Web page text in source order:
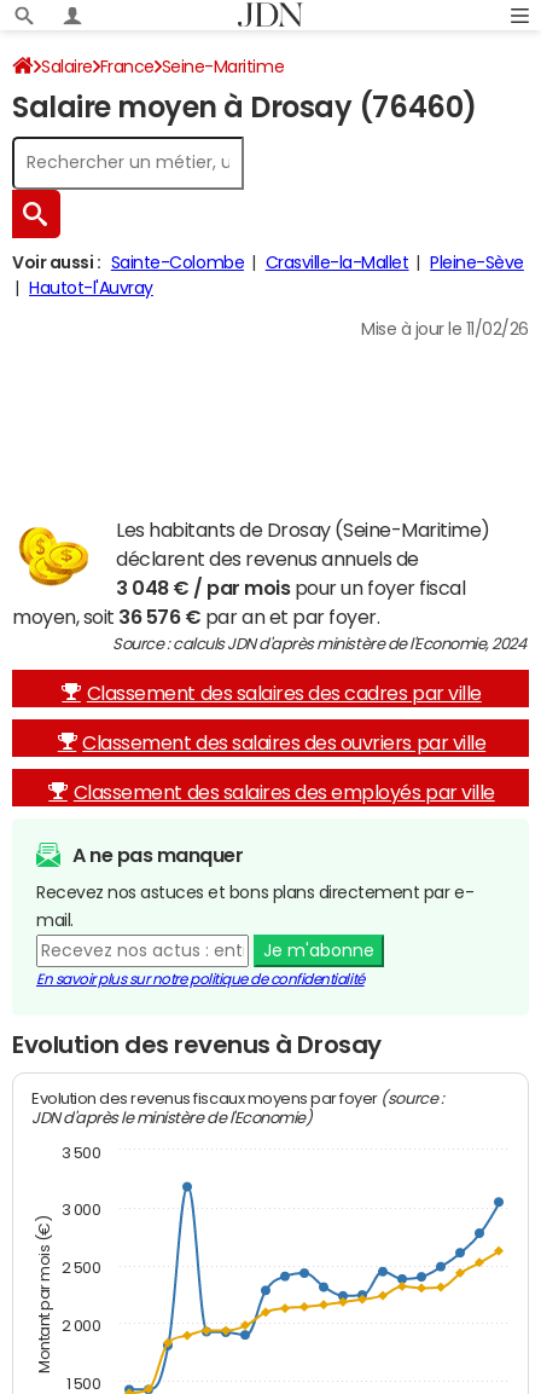
Salaire France Seine-Maritime
Salaire moyen à Drosay (76460)
Voir aussi : Sainte-Colombe Crasville-la-Mallet
Pleine-Sève
Hautot-l'Auvray
Mise à jour le 11/02/26
Les habitants de Drosay (Seine-Maritime)
déclarent des revenus annuels de
3 048 € / par moispour un foyer fiscal
moyen, soit 36 576 € par an et par foyer.
Source : calculs JDN d'après ministère de l'Economie, 2024
Classement des salaires des cadres par ville
Classement des salaires des ouvriers par ville
Classement des salaires des employés par ville
A ne pas manquer
Recevez nos astuces et bons plans directement par e-
mail.
Je m'abonne
En savoir plus sur notre politique de confidentialité
Evolution des revenus à Drosay
Montant par mois (€)
Evolution des revenus fiscaux moyens par foyer (source :
JDN d'après le ministère de l'Economie)
1 500
2 000
2 500
3 000
3 500